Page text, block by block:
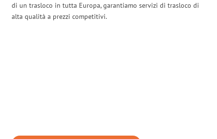
di un trasloco in tutta Europa, garantiamo servizi di trasloco di
alta qualità a prezzi competitivi.